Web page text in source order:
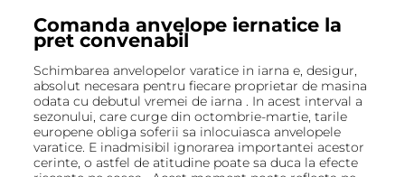
Comanda anvelope iernatice la
pret convenabil
Schimbarea anvelopelor varatice in iarna e, desigur,
absolut necesara pentru fiecare proprietar de masina
odata cu debutul vremei de iarna . In acest interval a
sezonului, care curge din octombrie-martie, tarile
europene obliga soferii sa inlocuiasca anvelopele
varatice. E inadmisibil ignorarea importantei acestor
cerinte, o astfel de atitudine poate sa duca la efecte